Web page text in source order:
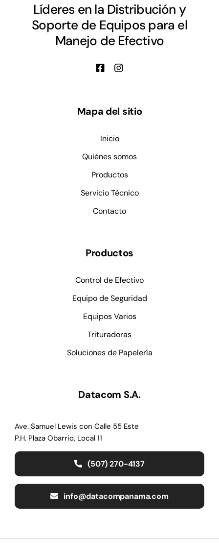
Líderes en la Distribución y
Soporte de Equipos para el
Manejo de Efectivo
Mapa del sitio
Inicio
Quiénes somos
Productos
Servicio Técnico
Contacto
Productos
Control de Efectivo
Equipo de Seguridad
Equipos Varios
Trituradoras
Soluciones de Papelería
Datacom S.A.
Ave. Samuel Lewis con Calle 55 Este
P.H. Plaza Obarrio, Local 11
(507) 270-4137
info@datacompanama.com